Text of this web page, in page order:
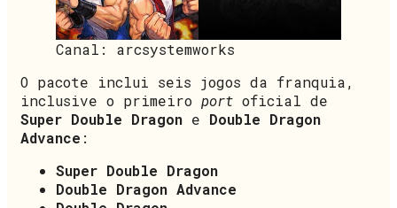
Canal: arcsystemworks
O pacote inclui seis jogos da franquia,
inclusive o primeiro port oficial de
Super Double Dragon e Double Dragon
Advance :
Super Double Dragon
Double Dragon Advance